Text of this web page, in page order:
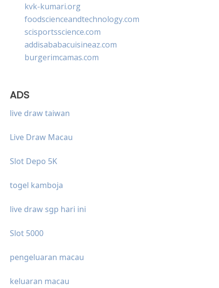
kvk-kumari.org
foodscienceandtechnology.com
scisportsscience.com
addisababacuisineaz.com
burgerimcamas.com
ADS
live draw taiwan
Live Draw Macau
Slot Depo 5K
togel kamboja
live draw sgp hari ini
Slot 5000
pengeluaran macau
keluaran macau